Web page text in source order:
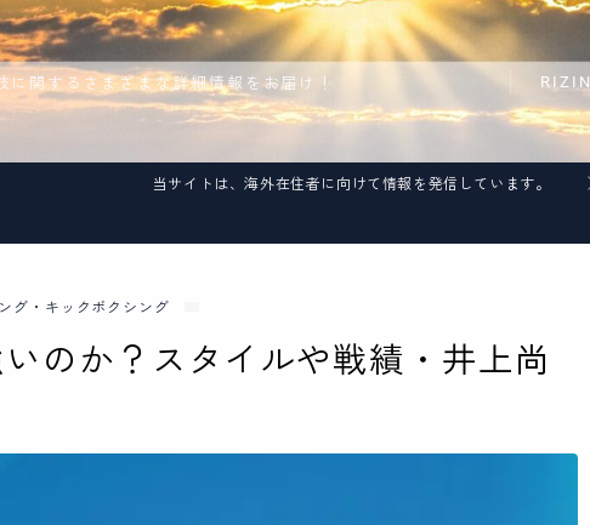
に関するさまざまな詳細情報をお届け！ RIZIN
当サイトは、海外在住者に向けて情報を発信しています。
グ・キックボクシング
のか？スタイルや戦績・井上尚